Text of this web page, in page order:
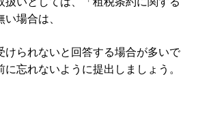
場合は、
けられないと回答する場合が多いで
忘れないように提出しましょう。